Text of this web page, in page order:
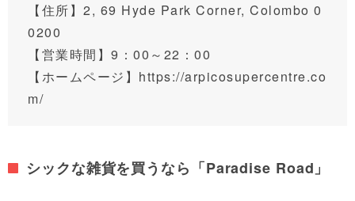
【住所】 2, 69 Hyde Park Corner, Colombo 0
0200
【営業時間】9：00～22：00
【ホームページ】 https://arpicosupercentre.co
m/
シックな雑貨を買うなら「Paradise Road」